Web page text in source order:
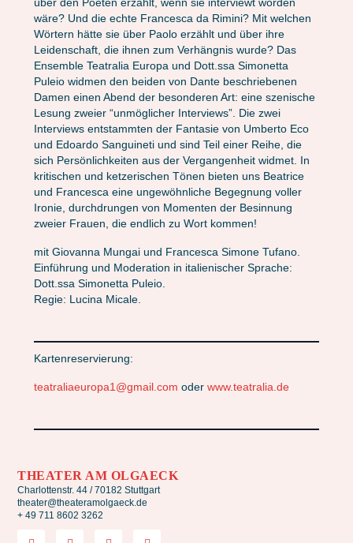
über den Poeten erzählt, wenn sie interviewt worden
wäre? Und die echte Francesca da Rimini? Mit welchen
Wörtern hätte sie über Paolo erzählt und über ihre
Leidenschaft, die ihnen zum Verhängnis wurde? Das
Ensemble Teatralia Europa und Dott.ssa Simonetta
Puleio widmen den beiden von Dante beschriebenen
Damen einen Abend der besonderen Art: eine szenische
Lesung zweier “unmöglicher Interviews”. Die zwei
Interviews entstammten der Fantasie von Umberto Eco
und Edoardo Sanguineti und sind Teil einer Reihe, die
sich Persönlichkeiten aus der Vergangenheit widmet. In
kritischen und ketzerischen Tönen bieten uns Beatrice
und Francesca eine ungewöhnliche Begegnung voller
Ironie, durchdrungen von Momenten der Besinnung
zweier Frauen, die endlich zu Wort kommen!
mit Giovanna Mungai und Francesca Simone Tufano.
Einführung und Moderation in italienischer Sprache:
Dott.ssa Simonetta Puleio.
Regie: Lucina Micale.
Kartenreservierung:
teatraliaeuropa1@gmail.com oder www.teatralia.de
THEATER AM OLGAECK
Charlottenstr. 44 / 70182 Stuttgart
theater@theateramolgaeck.de
+ 49 711 8602 3262